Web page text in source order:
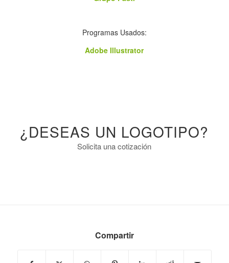
Programas Usados:
Adobe Illustrator
¿DESEAS UN LOGOTIPO?
Solicita una cotización
Compartir